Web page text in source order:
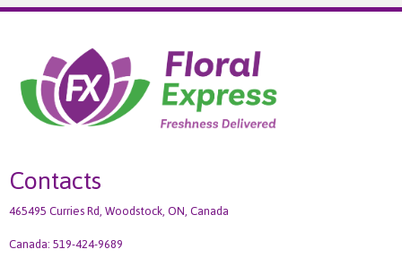
Contacts
465495 Curries Rd, Woodstock, ON, Canada
Canada: 519-424-9689